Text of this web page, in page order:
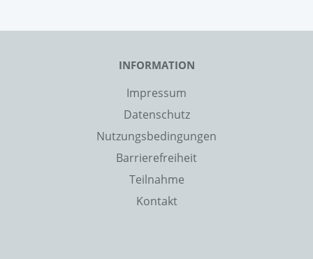
INFORMATION
Impressum
Datenschutz
Nutzungsbedingungen
Barrierefreiheit
Teilnahme
Kontakt